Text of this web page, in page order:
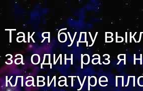
Так я буду
за один раз я
клавиатуре